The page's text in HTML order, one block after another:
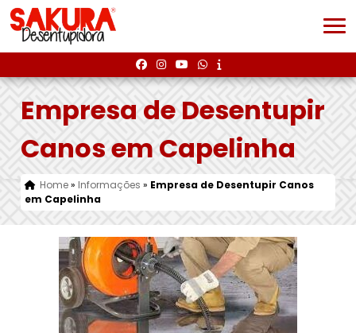
Empresa de Desentupir
Canos em Capelinha
Home» Informações » Empresa de Desentupir Canos
em Capelinha